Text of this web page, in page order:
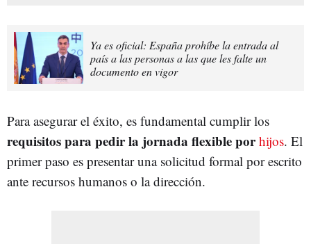
Ya es oficial: España prohíbe la entrada al
país a las personas a las que les falte un
documento en vigor
Para asegurar el éxito, es fundamental cumplir los
requisitos para pedir la jornada flexible porhijos. El
primer paso es presentar una solicitud formal por escrito
ante recursos humanos o la dirección.